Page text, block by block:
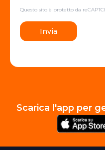
Questo sito è protetto da
Invia
Scarica l'app per